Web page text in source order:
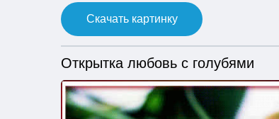
Скачать картинку
Открытка любовь с голубями